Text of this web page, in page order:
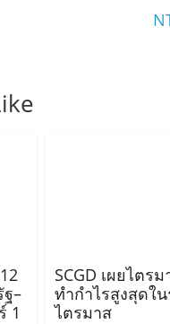
–
1
SCGD เผยไตร
ทำกำไรสูงสุดใ
ไตรมาส